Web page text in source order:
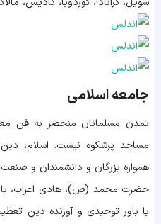
جامعه اسلامی
تمدن مسلمانان منحصر به فن
مساجد پرشكوه نيست. اسلام،
همواره بزرگان و دانشمندان و
حضرت محمد (ص)، هادی اعراب، با